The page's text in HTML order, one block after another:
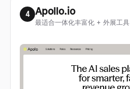
4 Apollo.io
最适合一体化丰富化 + 外展工具